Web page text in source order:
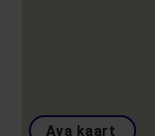
Ava kaart